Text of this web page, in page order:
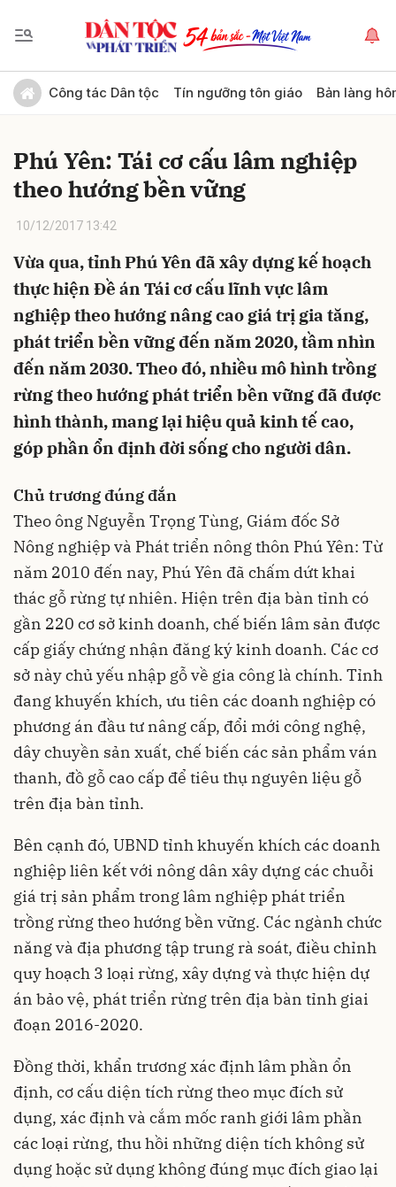
Công tác Dân tộc Tín ngưỡng tôn giáo Bản làng
Phú Yên: Tái cơ cấu lâm nghiệp
theo hướng bền vững
10/12/2017 13:42
Vừa qua, tỉnh Phú Yên đã xây dựng kế hoạch
thực hiện Đề án Tái cơ cấu lĩnh vực lâm
nghiệp theo hướng nâng cao giá trị gia tăng,
phát triển bền vững đến năm 2020, tầm nhìn
đến năm 2030. Theo đó, nhiều mô hình trồng
rừng theo hướng phát triển bền vững đã được
hình thành, mang lại hiệu quả kinh tế cao,
góp phần ổn định đời sống cho người dân.
Chủ trương đúng đắn
Theo ông Nguyễn Trọng Tùng, Giám đốc Sở
Nông nghiệp và Phát triển nông thôn Phú Yên: Từ
năm 2010 đến nay, Phú Yên đã chấm dứt khai
thác gỗ rừng tự nhiên. Hiện trên địa bàn tỉnh có
gần 220 cơ sở kinh doanh, chế biến lâm sản được
cấp giấy chứng nhận đăng ký kinh doanh. Các cơ
sở này chủ yếu nhập gỗ về gia công là chính. Tỉnh
đang khuyến khích, ưu tiên các doanh nghiệp có
phương án đầu tư nâng cấp, đổi mới công nghệ,
dây chuyền sản xuất, chế biến các sản phẩm ván
thanh, đồ gỗ cao cấp để tiêu thụ nguyên liệu gỗ
trên địa bàn tỉnh.
Bên cạnh đó, UBND tỉnh khuyến khích các doanh
nghiệp liên kết với nông dân xây dựng các chuỗi
giá trị sản phẩm trong lâm nghiệp phát triển
trồng rừng theo hướng bền vững. Các ngành chức
năng và địa phương tập trung rà soát, điều chỉnh
quy hoạch 3 loại rừng, xây dựng và thực hiện dự
án bảo vệ, phát triển rừng trên địa bàn tỉnh giai
đoạn 2016-2020.
Đồng thời, khẩn trương xác định lâm phần ổn
định, cơ cấu diện tích rừng theo mục đích sử
dụng, xác định và cắm mốc ranh giới lâm phần
các loại rừng, thu hồi những diện tích không sử
dụng hoặc sử dụng không đúng mục đích giao lại
Gửi bình luận
Hủy Gửi